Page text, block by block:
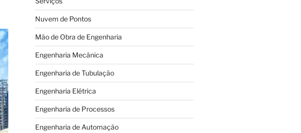
Nuvem de Pontos
Mão de Obra de Engenharia
Engenharia Mecânica
Engenharia de Tubulação
Engenharia Elétrica
Engenharia de Processos
Engenharia de Automação